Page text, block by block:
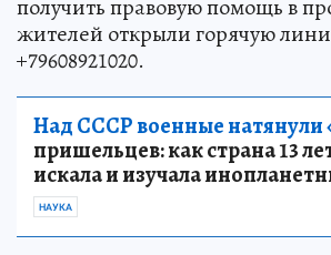
получить правовую помощь в
жителей открыли горячую
+79608921020.
Над СССР военные натянули
пришельцев: как страна 13
искала и изучала
НАУКА